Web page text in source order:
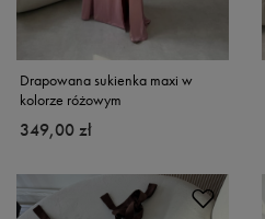
Drapowana sukienka maxi w
kolorze różowym
349,00 zł